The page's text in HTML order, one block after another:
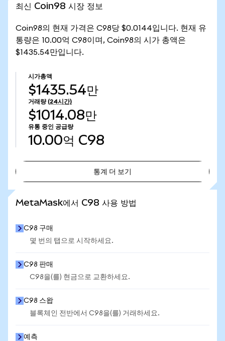
최신 Coin98 시장 정보
Coin98의 현재 가격은 C98당 $0.0144입니다. 현재 유
통량은 10.00억 C98이며, Coin98의 시가 총액은
$1435.54만입니다.
시가총액
$1435.54만
거래량 (24시간)
$1014.08만
유통 중인 공급량
10.00억 C98
통계 더 보기
MetaMask에서 C98 사용 방법
C98 구매
몇 번의 탭으로 시작하세요.
C98 판매
C98을(를) 현금으로 교환하세요.
C98 스왑
블록체인 전반에서 C98을(를) 거래하세요.
예측